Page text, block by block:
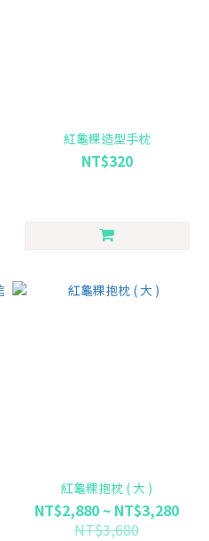
紅龜粿造型手枕
NT$320
紅龜粿抱枕 ( 大 )
NT$2,880 ~ NT$3,280
NT$3,680